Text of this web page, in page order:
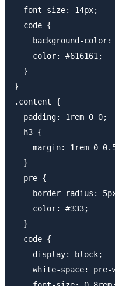
  font-size: 14px;
  code {
background-
    color: #616161;
  }
}
.content {
  padding: 1rem 0 0;
  h3 {
margin: 1rem 0
  }
  pre {
border-radius:
    color: #333;
  }
  code {
    display: block;
white-space: pre-